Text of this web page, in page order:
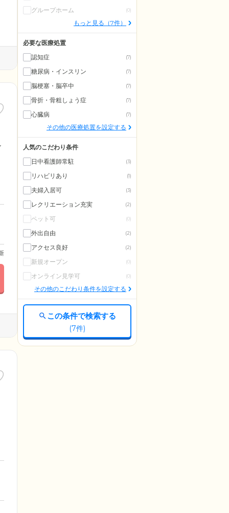
グループホーム (0)
もっと見る（7件）
必要な医療処置
認知症
(7)
糖尿病・インスリン (7)
脳梗塞・脳卒中 (7)
骨折・骨粗しょう症 (7)
心臓病 (7)
その他の医療処置を設定する
人気のこだわり条件
日中看護師常駐
(3)
リハビリあり (1)
夫婦入居可 (3)
レクリエーション充実 (2)
ペット可 (0)
外出自由 (2)
アクセス良好 (2)
新規オープン (0)
オンライン見学可 (0)
その他のこだわり条件を設定する
この条件で検索する
(7件)